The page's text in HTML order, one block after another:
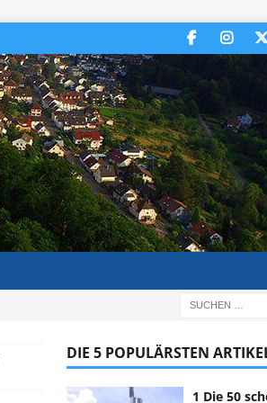
DIE 5 POPULÄRSTEN
1 Die 50